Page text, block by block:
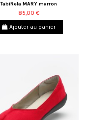
TabiRela MARY marron
85,00 €
Ajouter au panier